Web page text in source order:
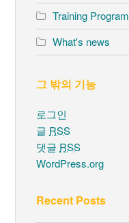
Training Program
What's news
그 밖의 기능
로그인
글 RSS
댓글 RSS
WordPress.org
Recent Posts